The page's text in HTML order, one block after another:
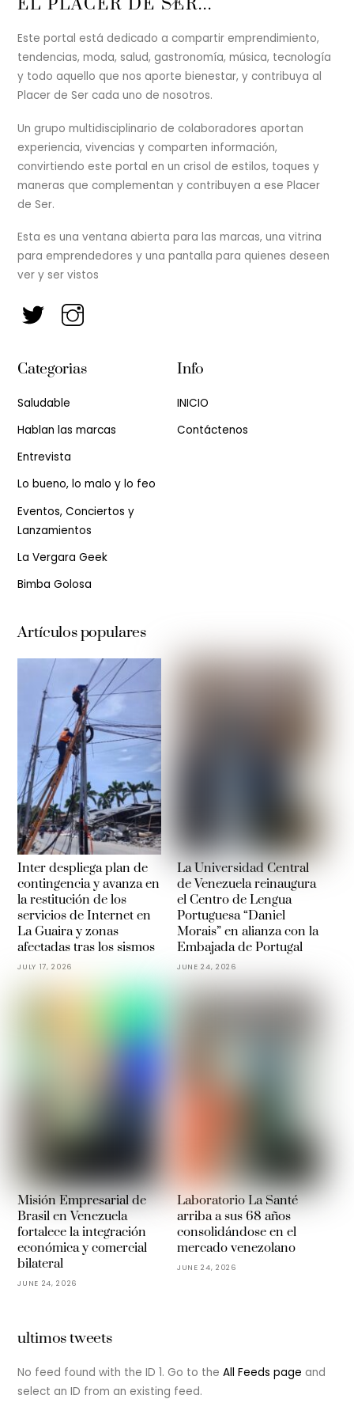
Top
Este portal está dedicado a compartir emprendimiento,
tendencias, moda, salud, gastronomía, música, tecnología
y todo aquello que nos aporte bienestar, y contribuya al
Placer de Ser cada uno de nosotros.
Un grupo multidisciplinario de colaboradores aportan
experiencia, vivencias y comparten información,
convirtiendo este portal en un crisol de estilos, toques y
maneras que complementan y contribuyen a ese Placer
de Ser.
Esta es una ventana abierta para las marcas, una vitrina
para emprendedores y una pantalla para quienes deseen
ver y ser vistos
Categorias
Saludable
Hablan las marcas
Entrevista
Lo bueno, lo malo y lo feo
Eventos, Conciertos y
Lanzamientos
La Vergara Geek
Bimba Golosa
Info
INICIO
Contáctenos
Artículos populares
Inter despliega plan de
contingencia y avanza en
la restitución de los
servicios de Internet en
La Guaira y zonas
afectadas tras los sismos
JULY 17, 2026
La Universidad Central
de Venezuela reinaugura
el Centro de Lengua
Portuguesa “Daniel
Morais” en alianza con la
Embajada de Portugal
JUNE 24, 2026
Misión Empresarial de
Brasil en Venezuela
fortalece la integración
económica y comercial
bilateral
JUNE 24, 2026
Laboratorio La Santé
arriba a sus 68 años
consolidándose en el
mercado venezolano
JUNE 24, 2026
ultimos tweets
No feed found with the ID 1. Go to theAll Feeds page and
select an ID from an existing feed.